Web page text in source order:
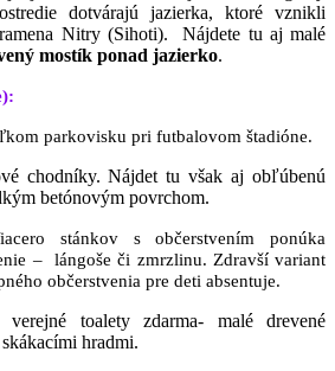
dotvárajú jazierka, ktoré vznikli
Nitry (Sihoti). Nájdete tu aj malé
mostík ponad jazierko.
parkovisku pri futbalovom štadióne.
chodníky. Nájdet tu však aj obľúbenú
betónovým povrchom.
stánkov s občerstvením ponúka
– lángoše či zmrzlinu. Zdravší variant
občerstvenia pre deti absentuje.
toalety zdarma- malé drevené
hradmi.